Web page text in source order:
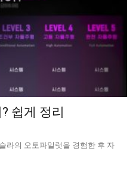
쉽게 정리
라의 오토파일럿을 경험한 후 자